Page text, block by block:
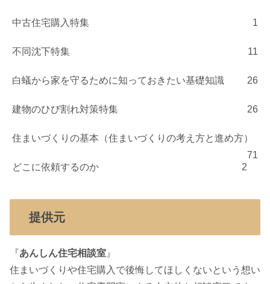
中古住宅購入特集 1
不同沈下特集 11
白蟻から家を守るために知っておきたい基礎知識 26
建物のひび割れ対策特集 26
住まいづくりの基本（住まいづくりの考え方と進め方）
71
どこに依頼するのか
2
提供元
『あんしん住宅相談室 』
住まいづくりや住宅購入で後悔してほしくないという想い